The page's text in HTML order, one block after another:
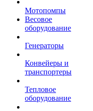
Мотопомпы
Весовое
оборудование
Генераторы
Конвейеры и
транспортеры
Тепловое
оборудование